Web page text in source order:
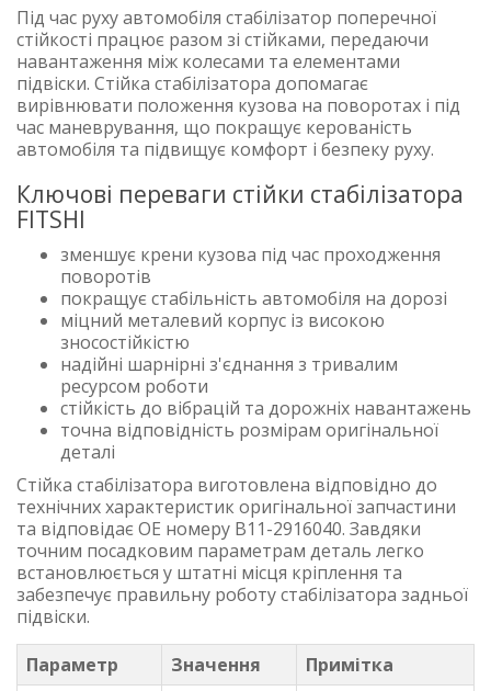
Під час руху автомобіля стабілізатор поперечної
стійкості працює разом зі стійками, передаючи
навантаження між колесами та елементами
підвіски. Стійка стабілізатора допомагає
вирівнювати положення кузова на поворотах і під
час маневрування, що покращує керованість
автомобіля та підвищує комфорт і безпеку руху.
Ключові переваги стійки стабілізатора
FITSHI
зменшує крени кузова під час проходження
поворотів
покращує стабільність автомобіля на дорозі
міцний металевий корпус із високою
зносостійкістю
надійні шарнірні з'єднання з тривалим
ресурсом роботи
стійкість до вібрацій та дорожніх навантажень
точна відповідність розмірам оригінальної
деталі
Стійка стабілізатора виготовлена відповідно до
технічних характеристик оригінальної запчастини
та відповідає OE номеру B11-2916040. Завдяки
точним посадковим параметрам деталь легко
встановлюється у штатні місця кріплення та
забезпечує правильну роботу стабілізатора задньої
підвіски.
Параметр
Значення Примітка